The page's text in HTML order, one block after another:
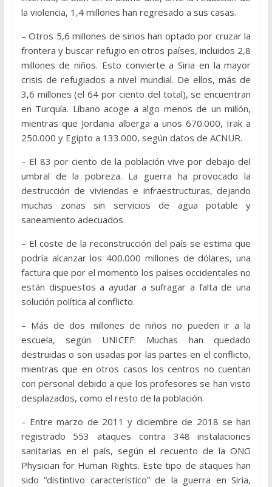
la violencia, 1,4 millones han regresado a sus casas.
– Otros 5,6 millones de sirios han optado por cruzar la
frontera y buscar refugio en otros países, incluidos 2,8
millones de niños. Esto convierte a Siria en la mayor
crisis de refugiados a nivel mundial. De ellos, más de
3,6 millones (el 64 por ciento del total), se encuentran
en Turquía. Líbano acoge a algo menos de un millón,
mientras que Jordania alberga a unos 670.000, Irak a
250.000 y Egipto a 133.000, según datos de ACNUR.
– El 83 por ciento de la población vive por debajo del
umbral de la pobreza. La guerra ha provocado la
destrucción de viviendas e infraestructuras, dejando
muchas zonas sin servicios de agua potable y
saneamiento adecuados.
– El coste de la reconstrucción del país se estima que
podría alcanzar los 400.000 millones de dólares, una
factura que por el momento los países occidentales no
están dispuestos a ayudar a sufragar a falta de una
solución política al conflicto.
– Más de dos millones de niños no pueden ir a la
escuela, según UNICEF. Muchas han quedado
destruidas o son usadas por las partes en el conflicto,
mientras que en otros casos los centros no cuentan
con personal debido a que los profesores se han visto
desplazados, como el resto de la población.
– Entre marzo de 2011 y diciembre de 2018 se han
registrado 553 ataques contra 348 instalaciones
sanitarias en el país, según el recuento de la ONG
Physician for Human Rights. Este tipo de ataques han
sido “distintivo característico” de la guerra en Siria,